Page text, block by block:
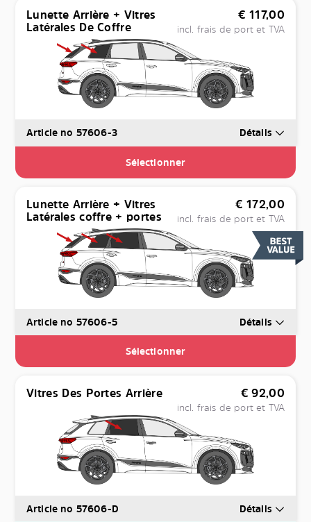
Lunette Arrière + Vitres
Latérales De Coffre
€ 117,00
incl. frais de port et TVA
Article no 57606-3 Détails
Sélectionner
Lunette Arrière + Vitres
Latérales coffre + portes
€ 172,00
incl. frais de port et TVA
Article no 57606-5 Détails
Sélectionner
Vitres Des Portes Arrière € 92,00
incl. frais de port et TVA
Article no 57606-D Détails